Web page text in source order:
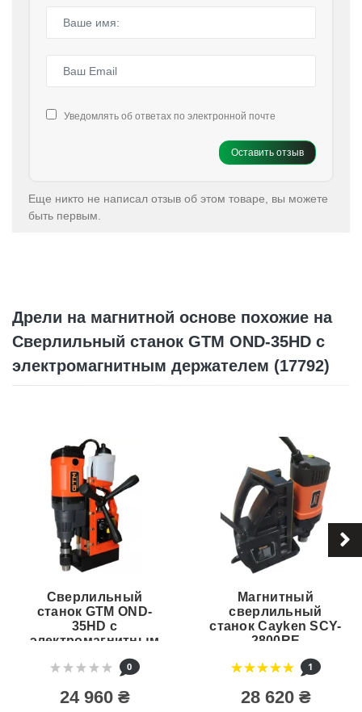
Уведомлять об ответах по электронной почте
Оставить отзыв
Еще никто не написал отзыв об этом товаре, вы можете
быть первым.
Дрели на магнитной основе похожие на
Сверлильный станок GTM OND-35HD с
электромагнитным держателем (17792)
Сверлильный
станок GTM OND-
35HD с
электромагнитным
держателем (17792)
0
24 960 ₴
Магнитный
сверлильный
станок Cayken SCY-
2800RE
1
28 620 ₴